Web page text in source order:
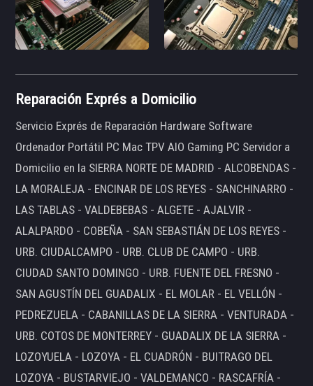
Reparación Exprés a Domicilio
Servicio Exprés de Reparación Hardware Software
Ordenador Portátil PC Mac TPV AIO Gaming PC Servidor a
Domicilio en la SIERRA NORTE DE MADRID - ALCOBENDAS -
LA MORALEJA - ENCINAR DE LOS REYES - SANCHINARRO -
LAS TABLAS - VALDEBEBAS - ALGETE - AJALVIR -
ALALPARDO - COBEÑA - SAN SEBASTIÁN DE LOS REYES -
URB. CIUDALCAMPO - URB. CLUB DE CAMPO - URB.
CIUDAD SANTO DOMINGO - URB. FUENTE DEL FRESNO -
SAN AGUSTÍN DEL GUADALIX - EL MOLAR - EL VELLÓN -
PEDREZUELA - CABANILLAS DE LA SIERRA - VENTURADA -
URB. COTOS DE MONTERREY - GUADALIX DE LA SIERRA -
LOZOYUELA - LOZOYA - EL CUADRÓN - BUITRAGO DEL
LOZOYA - BUSTARVIEJO - VALDEMANCO - RASCAFRÍA -